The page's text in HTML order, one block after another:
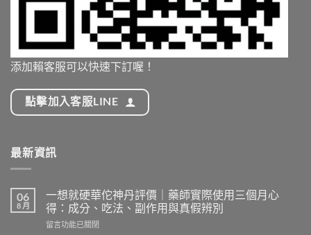
添加賴客服可以快速下訂喔！
點擊加入客服LINE
最新資訊
06
8 月
一想就硬華佗神丹評價｜藥師實際使用三個月心
得：成分、吃法、副作用與真假辨別
在
留言功能已關閉